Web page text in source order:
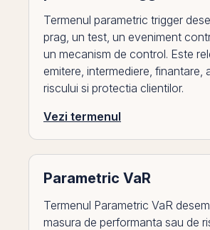
Termenul parametric trigger
prag, un test, un eveniment
un mecanism de control. Este
emitere, intermediere, finantare,
riscului si protectia clientilor.
Vezi termenul
Parametric VaR
Termenul Parametric VaR
masura de performanta sau de